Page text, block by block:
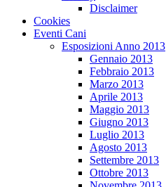
Disclaimer
Cookies
Eventi Cani
Esposizioni Anno 2013
Gennaio 2013
Febbraio 2013
Marzo 2013
Aprile 2013
Maggio 2013
Giugno 2013
Luglio 2013
Agosto 2013
Settembre 2013
Ottobre 2013